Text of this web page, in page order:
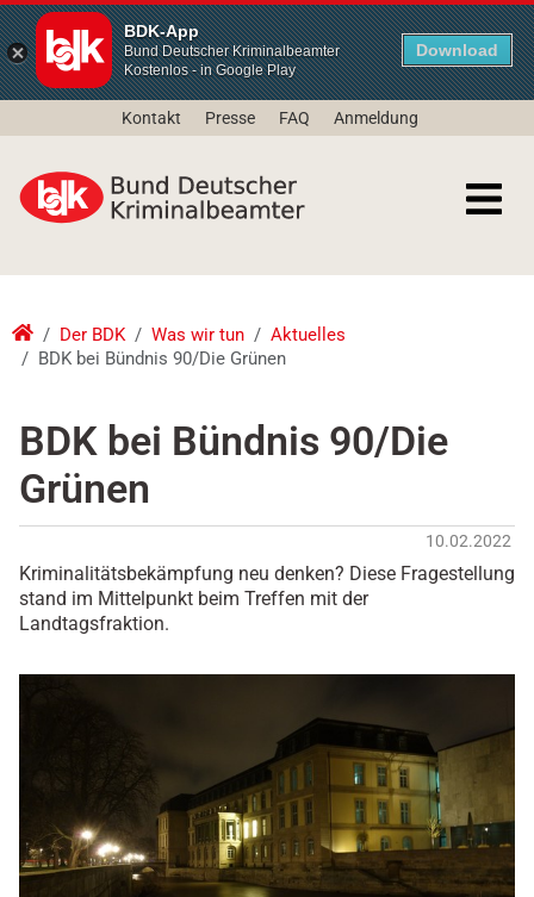
BDK-App
Bund Deutscher Kriminalbeamter
Kostenlos - in Google Play
Download
Kontakt Presse FAQ Anmeldung
Der BDK Was wir tun
Aktuelles
BDK bei Bündnis 90/Die Grünen
BDK bei Bündnis 90/Die
Grünen
10.02.2022
Kriminalitätsbekämpfung neu denken? Diese Fragestellung
stand im Mittelpunkt beim Treffen mit der
Landtagsfraktion.